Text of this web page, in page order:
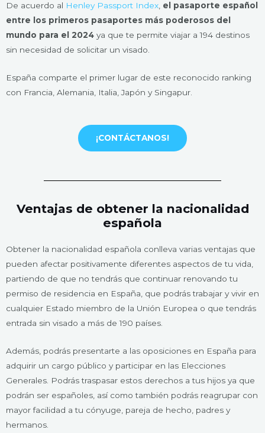
De acuerdo al Henley Passport Index, el pasaporte español
entre los primeros pasaportes más poderosos del
mundo para el 2024 ya que te permite viajar a 194 destinos
sin necesidad de solicitar un visado.
España comparte el primer lugar de este reconocido ranking
con Francia, Alemania, Italia, Japón y Singapur.
¡CONTÁCTANOS!
Ventajas de obtener la nacionalidad
española
Obtener la nacionalidad española conlleva varias ventajas que
pueden afectar positivamente diferentes aspectos de tu vida,
partiendo de que no tendrás que continuar renovando tu
permiso de residencia en España, que podrás trabajar y vivir en
cualquier Estado miembro de la Unión Europea o que tendrás
entrada sin visado a más de 190 países.
Además, podrás presentarte a las oposiciones en España para
adquirir un cargo público y participar en las Elecciones
Generales. Podrás traspasar estos derechos a tus hijos ya que
podrán ser españoles, así como también podrás reagrupar con
mayor facilidad a tu cónyuge, pareja de hecho, padres y
hermanos.